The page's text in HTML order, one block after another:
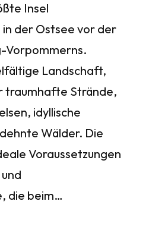
Insel
der Ostsee vor der
Vorpommerns.
Landschaft,
traumhafte Strände,
idyllische
Wälder. Die
Voraussetzungen
die beim…